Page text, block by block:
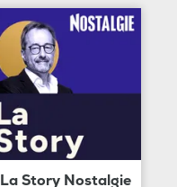
La Story Nostalgie